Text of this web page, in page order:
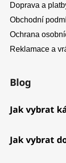
Doprava a
Obchodní
Ochrana
Reklamace a
Blog
Jak vybrat
Jak vybrat